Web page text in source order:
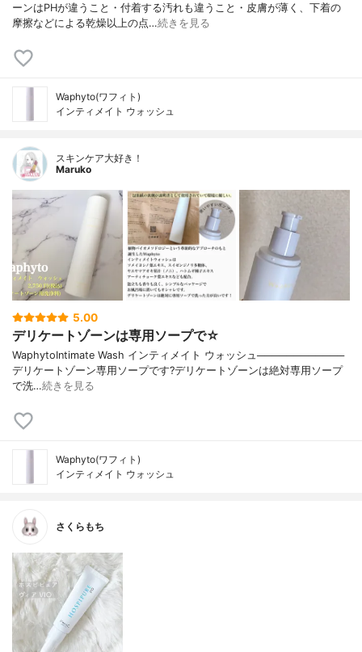
ーンはPHが違うこと・付着する汚れも違うこと・皮膚が薄く、下着の
摩擦などによる乾燥⁡以上の点…続きを見る
Waphyto(ワフィト)
インティメイト ウォッシュ
スキンケア大好き！
Maruko
5.00
デリケートゾーンは専用ソープで☆
WaphytoIntimate Wash インティメイト ウォッシュ────────────
デリケートゾーン専用ソープです?デリケートゾーンは絶対専用ソープ
で洗…続きを見る
Waphyto(ワフィト)
インティメイト ウォッシュ
さくらもち